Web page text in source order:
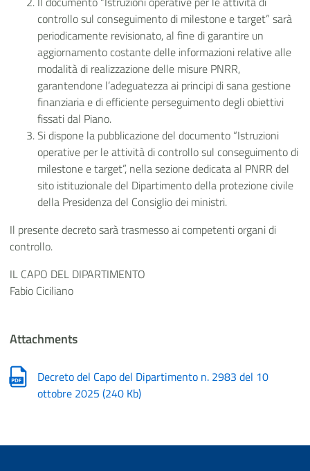
controllo sul conseguimento di milestone e target” sarà
periodicamente revisionato, al fine di garantire un
aggiornamento costante delle informazioni relative alle
modalità di realizzazione delle misure PNRR,
garantendone l’adeguatezza ai principi di sana gestione
finanziaria e di efficiente perseguimento degli obiettivi
fissati dal Piano.
Si dispone la pubblicazione del documento “Istruzioni
operative per le attività di controllo sul conseguimento di
milestone e target”, nella sezione dedicata al PNRR del
sito istituzionale del Dipartimento della protezione civile
della Presidenza del Consiglio dei ministri.
Il presente decreto sarà trasmesso ai competenti organi di
controllo.
IL CAPO DEL DIPARTIMENTO
Fabio Ciciliano
Attachments
Decreto del Capo del Dipartimento n. 2983 del 10
ottobre 2025 (240 Kb)